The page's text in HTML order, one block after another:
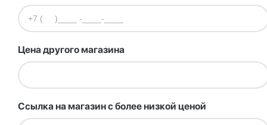
Цена другого магазина
Ссылка на магазин с более низкой ценой